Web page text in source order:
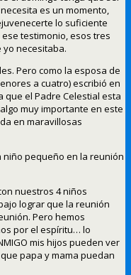
es un momento,
lo suficiente
testimonio, esos tres
necesitaba.
Pero como la esposa de
a cuatro) escribió en
que el Padre Celestial esta
muy importante en este
en maravillosas
niño pequeño en la reunión
nuestros 4 niños
lograr que la reunión
Pero hemos
por el espíritu… lo
mis hijos pueden ver
papa y mama puedan